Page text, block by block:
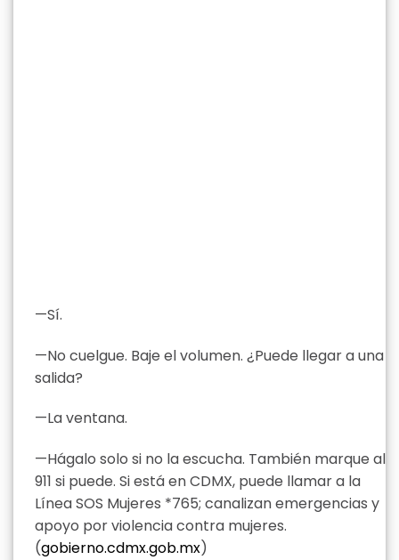
—Sí.
—No cuelgue. Baje el volumen. ¿Puede llegar a una
salida?
—La ventana.
—Hágalo solo si no la escucha. También marque al
911 si puede. Si está en CDMX, puede llamar a la
Línea SOS Mujeres *765; canalizan emergencias y
apoyo por violencia contra mujeres.
(gobierno.cdmx.gob.mx)